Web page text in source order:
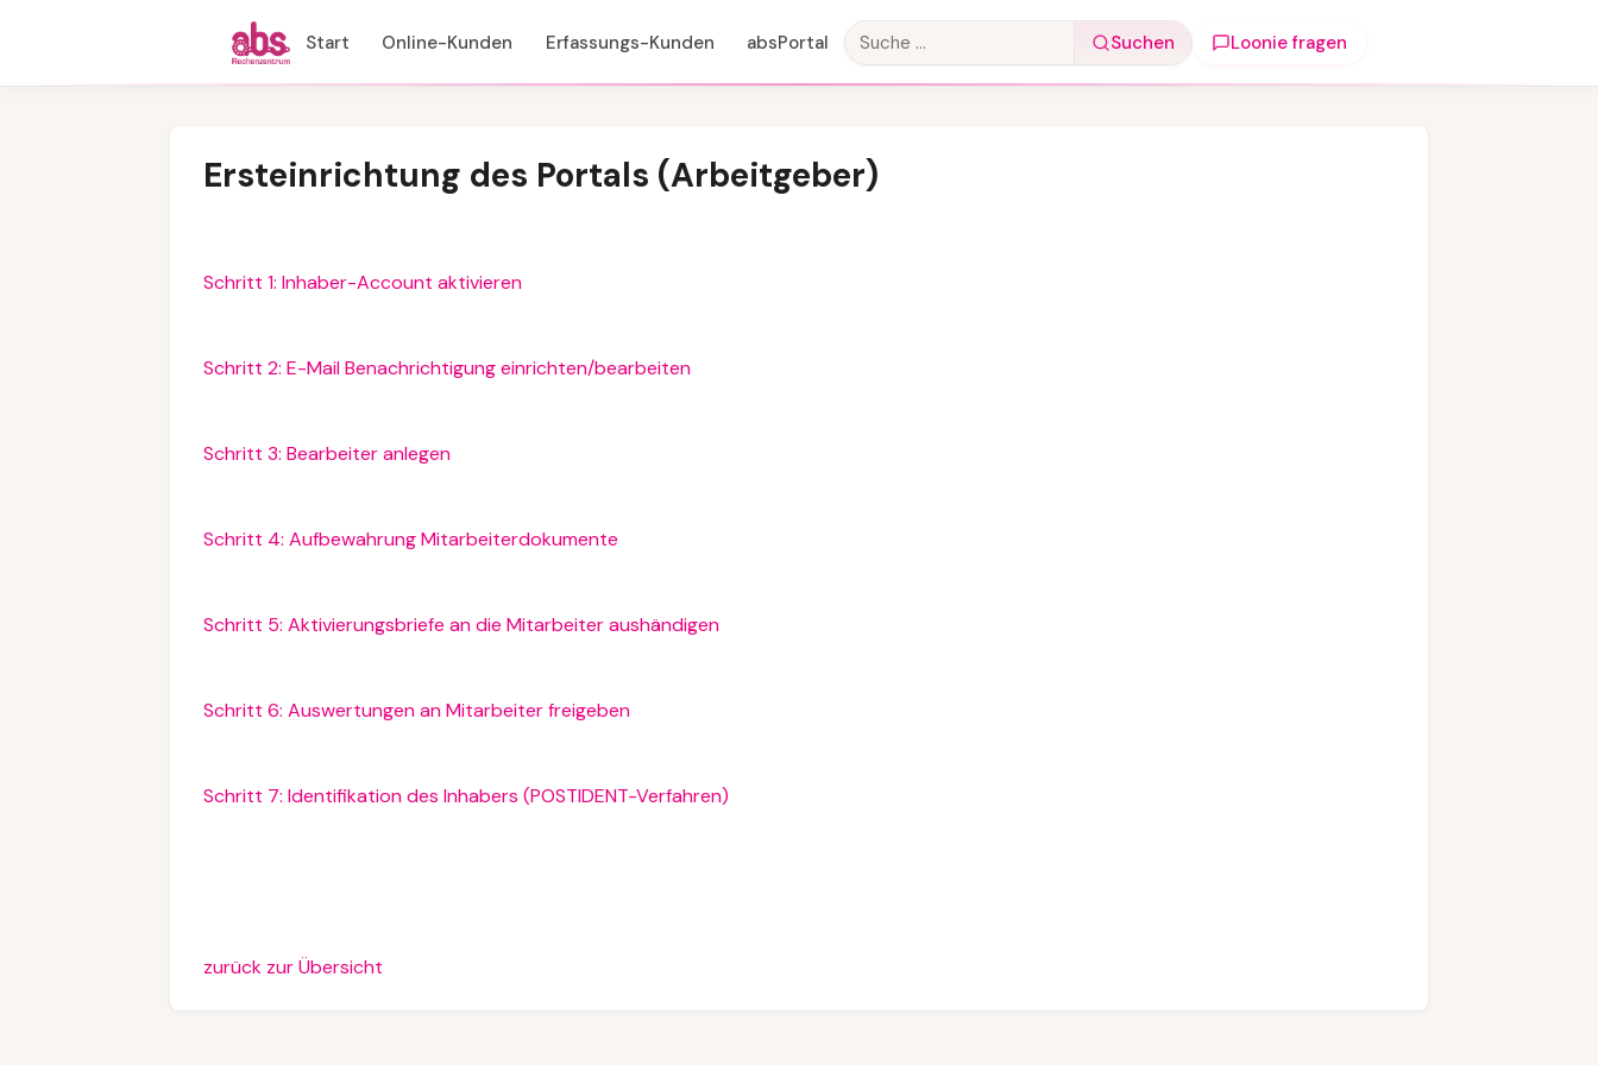
Start Online-Kunden Erfassungs-Kunden absPortal Suchen Loonie fragen
Ersteinrichtung des Portals (Arbeitgeber)
Schritt 1: Inhaber-Account aktivieren
Schritt 2: E-Mail Benachrichtigung einrichten/bearbeiten
Schritt 3: Bearbeiter anlegen
Schritt 4: Aufbewahrung Mitarbeiterdokumente
Schritt 5: Aktivierungsbriefe an die Mitarbeiter aushändigen
Schritt 6: Auswertungen an Mitarbeiter freigeben
Schritt 7: Identifikation des Inhabers (POSTIDENT-Verfahren)
zurück zur Übersicht